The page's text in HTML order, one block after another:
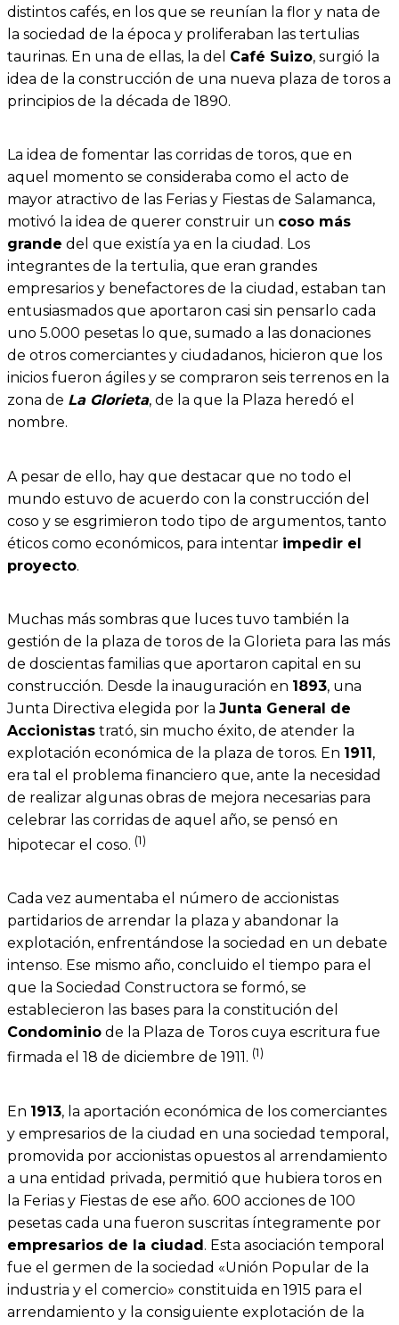
distintos cafés, en los que se reunían la flor y nata de
la sociedad de la época y proliferaban las tertulias
taurinas. En una de ellas, la del Café Suizo, surgió la
idea de la construcción de una nueva plaza de toros a
principios de la década de 1890.
La idea de fomentar las corridas de toros, que en
aquel momento se consideraba como el acto de
mayor atractivo de las Ferias y Fiestas de Salamanca,
motivó la idea de querer construir un coso más
grande del que existía ya en la ciudad. Los
integrantes de la tertulia, que eran grandes
empresarios y benefactores de la ciudad, estaban tan
entusiasmados que aportaron casi sin pensarlo cada
uno 5.000 pesetas lo que, sumado a las donaciones
de otros comerciantes y ciudadanos, hicieron que los
inicios fueron ágiles y se compraron seis terrenos en la
zona de La Glorieta, de la que la Plaza heredó el
nombre.
A pesar de ello, hay que destacar que no todo el
mundo estuvo de acuerdo con la construcción del
coso y se esgrimieron todo tipo de argumentos, tanto
éticos como económicos, para intentar impedir el
proyecto.
Muchas más sombras que luces tuvo también la
gestión de la plaza de toros de la Glorieta para las más
de doscientas familias que aportaron capital en su
construcción. Desde la inauguración en 1893, una
Junta Directiva elegida por la Junta General de
Accionistas trató, sin mucho éxito, de atender la
explotación económica de la plaza de toros. En 1911,
era tal el problema financiero que, ante la necesidad
de realizar algunas obras de mejora necesarias para
celebrar las corridas de aquel año, se pensó en
hipotecar el coso. (1)
Cada vez aumentaba el número de accionistas
partidarios de arrendar la plaza y abandonar la
explotación, enfrentándose la sociedad en un debate
intenso. Ese mismo año, concluido el tiempo para el
que la Sociedad Constructora se formó, se
establecieron las bases para la constitución del
Condominio de la Plaza de Toros cuya escritura fue
firmada el 18 de diciembre de 1911. (1)
En 1913, la aportación económica de los comerciantes
y empresarios de la ciudad en una sociedad temporal,
promovida por accionistas opuestos al arrendamiento
a una entidad privada, permitió que hubiera toros en
la Ferias y Fiestas de ese año. 600 acciones de 100
pesetas cada una fueron suscritas íntegramente por
empresarios de la ciudad. Esta asociación temporal
fue el germen de la sociedad «Unión Popular de la
industria y el comercio» constituida en 1915 para el
arrendamiento y la consiguiente explotación de la